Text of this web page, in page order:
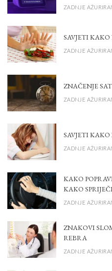
ZADNJE
SAVJETI
ZADNJE
ZNAČENJE
ZADNJE
SAVJETI
ZADNJE
KAKO
KAKO
ZADNJE
ZNAKOVI
REBRA
ZADNJE